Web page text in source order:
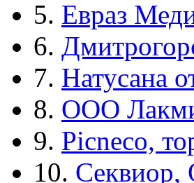
5. Евраз
6.
7. Натусана
8. ООО
9. Picneco,
10. Секвиор,